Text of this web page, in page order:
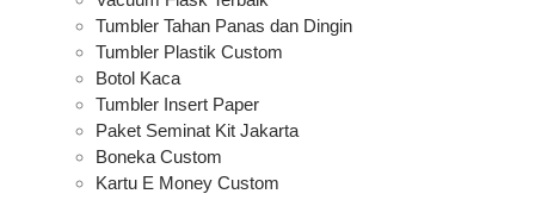
Tumbler Tahan Panas dan Dingin
Tumbler Plastik Custom
Botol Kaca
Tumbler Insert Paper
Paket Seminat Kit Jakarta
Boneka Custom
Kartu E Money Custom